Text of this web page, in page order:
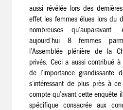
aussi révélée lors des
effet les femmes élues lors du
nombreuses
aujourd’hui 8 femmes
l’Assemblée plénière de la
privés. Ceci a aussi contribué
de l’importance grandissante
s’intéressant de plus près à
compte qu’avant cette enquête
spécifique consacrée aux